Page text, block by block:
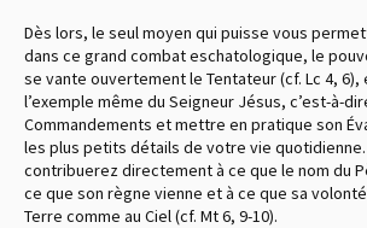
Dès lors, le seul moyen qui puisse vous
dans ce grand combat eschatologique, le
se vante ouvertement le Tentateur (cf. Lc 4, 6),
l’exemple même du Seigneur Jésus, c’est-à-
Commandements et mettre en pratique son
les plus petits détails de votre vie quotidienne.
contribuerez directement à ce que le nom du
ce que son règne vienne et à ce que sa
Terre comme au Ciel (cf. Mt 6, 9-10).